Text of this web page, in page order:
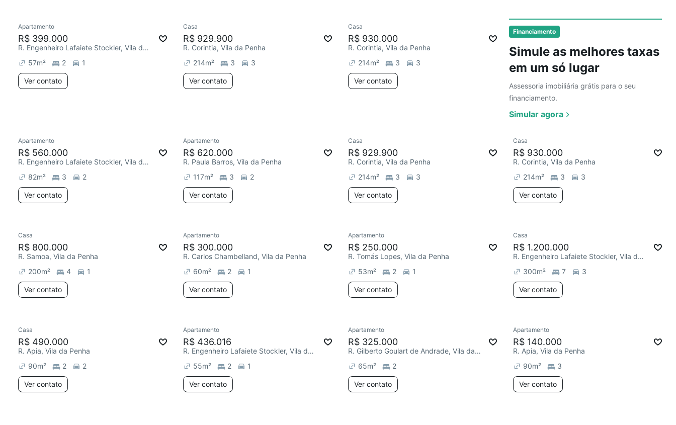
Financiamento
Simule as melhores taxas
em um só lugar
Assessoria imobiliária grátis para o seu
financiamento.
Simular agora
Ver
Apartamento
R$ 399.000
R. Engenheiro Lafaiete Stockler, Vila da Penha
57m² 2 1
Ver contato
Chegou este mês
Casa
R$ 929.900
R. Corintia, Vila da Penha
214m² 3 3
Ver contato
Chegou este mês
Casa
R$ 930.000
R. Corintia, Vila da Penha
214m² 3 3
Ver contato
Chegou este mês
Apartamento
R$ 560.000
R. Engenheiro Lafaiete Stockler, Vila da Penha
82m² 3 2
Ver contato
Apartamento
R$ 620.000
R. Paula Barros, Vila da Penha
117m² 3 2
Ver contato
Casa
R$ 929.900
R. Corintia, Vila da Penha
214m² 3 3
Ver contato
Casa
R$ 930.000
R. Corintia, Vila da Penha
214m² 3 3
Ver contato
Casa
R$ 800.000
R. Samoa, Vila da Penha
200m² 4 1
Ver contato
Apartamento
R$ 300.000
R. Carlos Chambelland, Vila da Penha
60m² 2 1
Ver contato
Apartamento
R$ 250.000
R. Tomás Lopes, Vila da Penha
53m² 2 1
Ver contato
Casa
R$ 1.200.000
R. Engenheiro Lafaiete Stockler, Vila da Penha
300m² 7 3
Ver contato
Casa
R$ 490.000
R. Apia, Vila da Penha
90m² 2 2
Ver contato
Apartamento
R$ 436.016
R. Engenheiro Lafaiete Stockler, Vila da Penha
55m² 2 1
Ver contato
Apartamento
R$ 325.000
R. Gilberto Goulart de Andrade, Vila da Penha
65m² 2
Ver contato
Apartamento
R$ 140.000
R. Apia, Vila da Penha
90m² 3
Ver contato